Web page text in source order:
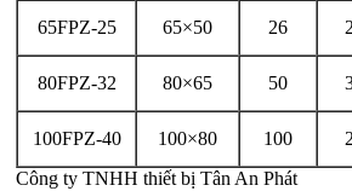
65FPZ-25 65×50 26
80FPZ-32 80×65 50
100FPZ-40 100×80 100
Công ty TNHH thiết bị Tân An Phát